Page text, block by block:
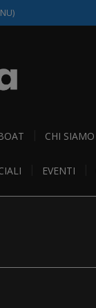
CHI SIAMO
EVENTI